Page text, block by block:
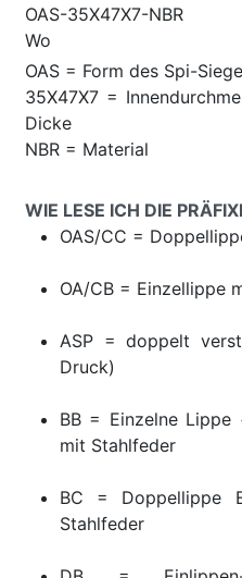
OAS-35X47X7-NBR
Wo
OAS = Form des Spi-
35X47X7 =
Dicke
NBR = Material
WIE LESE ICH DIE
OAS/CC =
OA/CB = Einzellippe
ASP = doppelt
Druck)
BB = Einzelne Lippe
mit Stahlfeder
BC = Doppellippe
Stahlfeder